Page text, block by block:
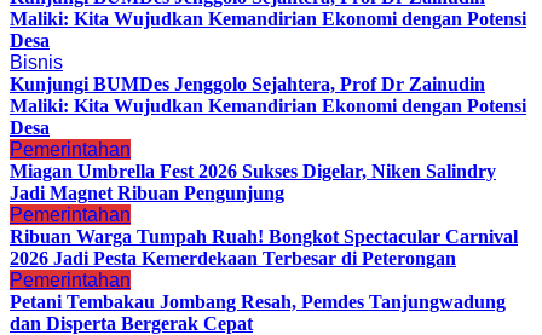
Maliki: Kita Wujudkan Kemandirian Ekonomi dengan Potensi
Desa
Bisnis
Kunjungi BUMDes Jenggolo Sejahtera, Prof Dr Zainudin
Maliki: Kita Wujudkan Kemandirian Ekonomi dengan Potensi
Desa
Pemerintahan
Miagan Umbrella Fest 2026 Sukses Digelar, Niken Salindry
Jadi Magnet Ribuan Pengunjung
Pemerintahan
Ribuan Warga Tumpah Ruah! Bongkot Spectacular Carnival
2026 Jadi Pesta Kemerdekaan Terbesar di Peterongan
Pemerintahan
Petani Tembakau Jombang Resah, Pemdes Tanjungwadung
dan Disperta Bergerak Cepat